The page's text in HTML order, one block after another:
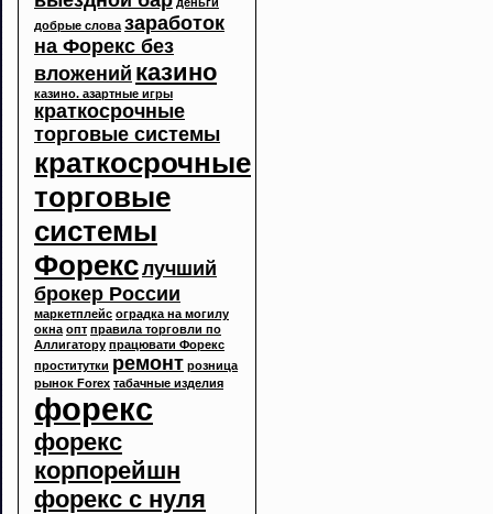
добрые слова заработок
на Форекс без
вложений казино
казино. азартные игры
краткосрочные
торговые системы
краткосрочные
торговые
системы
Форекслучший
брокер России
маркетплейс оградка на могилу
окна опт правила торговли по
Аллигатору працювати Форекс
проститутки ремонт розница
рынок Forex табачные изделия
форекс
форекс
корпорейшн
форекс с нуля